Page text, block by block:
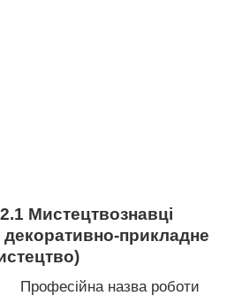
Мистецтвознавці
декоративно-прикладне
Професійна назва роботи